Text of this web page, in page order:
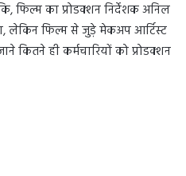
फिल्म का प्रोडक्शन निर्देशक अनिल
लेकिन फिल्म से जुड़े मेकअप आर्टिस्ट
कितने ही कर्मचारियों को प्रोडक्शन